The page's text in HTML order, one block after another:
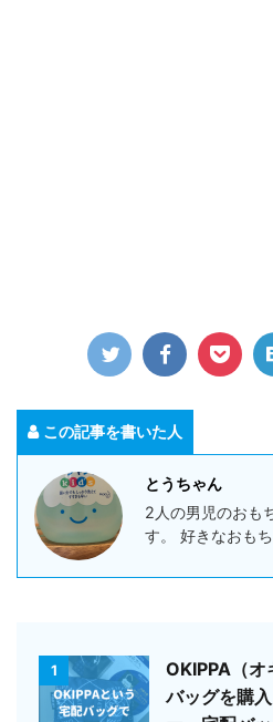
この記事を書いた人
とうちゃん
2人の男児のおも
す。 好きなおも
1
OKIPPA（オ
バッグを購